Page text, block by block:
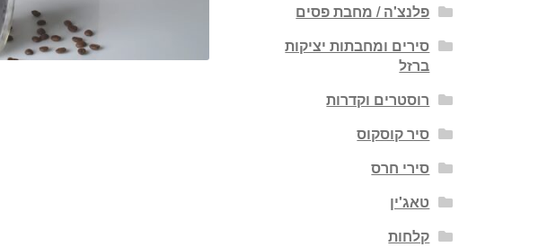
פלנצ'ה / מחבת פסים
סירים ומחבתות יציקות
ברזל
רוסטרים וקדרות
סיר קוסקוס
סירי חרס
טאג'ין
קלחות